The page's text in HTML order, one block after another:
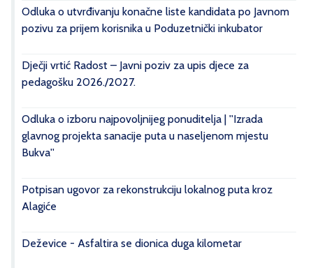
Odluka o utvrđivanju konačne liste kandidata po Javnom
pozivu za prijem korisnika u Poduzetnički inkubator
Dječji vrtić Radost – Javni poziv za upis djece za
pedagošku 2026./2027.
Odluka o izboru najpovoljnijeg ponuditelja | ''Izrada
glavnog projekta sanacije puta u naseljenom mjestu
Bukva''
Potpisan ugovor za rekonstrukciju lokalnog puta kroz
Alagiće
Deževice - Asfaltira se dionica duga kilometar